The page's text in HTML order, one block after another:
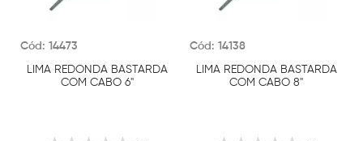
Cód: 14473
LIMA REDONDA BASTARDA
COM CABO 6"
Cód: 14138
LIMA REDONDA BASTARDA
COM CABO 8"